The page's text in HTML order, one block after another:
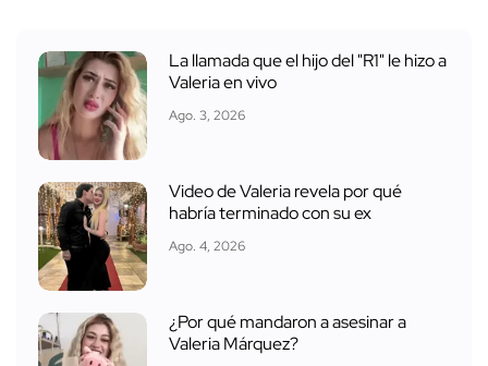
La llamada que el hijo del "R1" le hizo a
Valeria en vivo
Ago. 3, 2026
Video de Valeria revela por qué
habría terminado con su ex
Ago. 4, 2026
¿Por qué mandaron a asesinar a
Valeria Márquez?